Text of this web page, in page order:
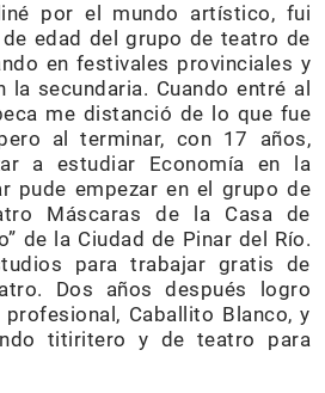
por el mundo artístico, fui
edad del grupo de teatro de
en festivales provinciales y
la secundaria. Cuando entré al
me distanció de lo que fue
al terminar, con 17 años,
a estudiar Economía en la
pude empezar en el grupo de
Máscaras de la Casa de
de la Ciudad de Pinar del Río.
para trabajar gratis de
Dos años después logro
Caballito Blanco, y
titiritero y de teatro para